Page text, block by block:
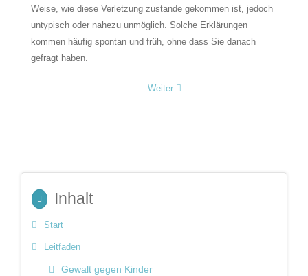
Weise, wie diese Verletzung zustande gekommen ist, jedoch
untypisch oder nahezu unmöglich. Solche Erklärungen
kommen häufig spontan und früh, ohne dass Sie danach
gefragt haben.
Weiter
Inhalt
Start
Leitfaden
Gewalt gegen Kinder